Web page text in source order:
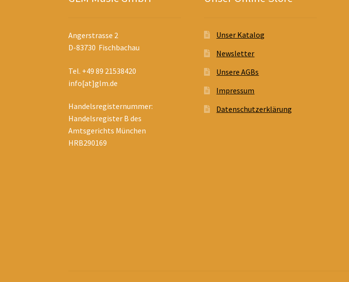
Angerstrasse 2
D-83730 Fischbachau
Tel. +49 89 21538420
info[at]glm.de
Handelsregisternummer:
Handelsregister B des
Amtsgerichts München
HRB290169
Unser Katalog
Newsletter
Unsere AGBs
Impressum
Datenschutzerklärung